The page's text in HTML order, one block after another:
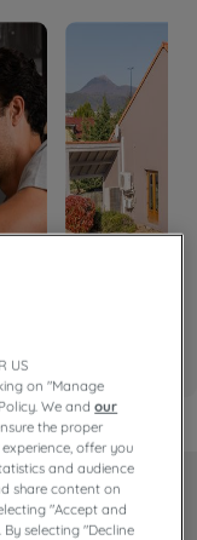
US
on "Manage
We andour
the proper
offer you
and audience
share content on
"Accept and
selecting "Decline